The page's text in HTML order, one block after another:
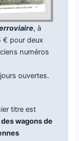
, à
€ pour deux
numéros
ouvertes.
titre est
wagons de